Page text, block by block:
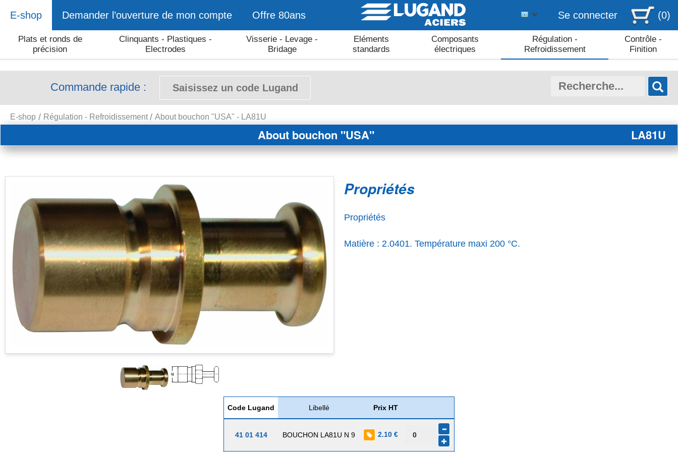
E-shop Demander l’ouverture de mon compte Offre 80ans Se connecter (0)
Plats et ronds de
précision
Clinquants - Plastiques -
Electrodes
Visserie - Levage -
Bridage
Eléments
standards
Composants
électriques
Régulation -
Refroidissement
Contrôle -
Finition
Commande rapide :
E-shop Régulation - Refroidissement About bouchon "USA" - LA81U
About bouchon "USA" LA81U
Propriétés
Propriétés
Matière : 2.0401. Température maxi 200 °C.
Code Lugand Libellé Prix HT
41 01 414 BOUCHON LA81U N 9 2.10 €